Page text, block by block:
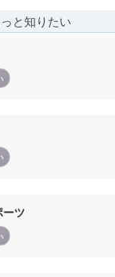
と知りたい
ーツ